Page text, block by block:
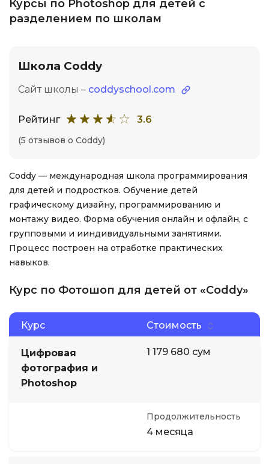
Курсы по Photoshop для детей с
разделением по школам
Школа Coddy
Сайт школы – coddyschool.com
Рейтинг 3.6
(5 отзывов о Coddy)
Coddy — международная школа программирования
для детей и подростков. Обучение детей
графическому дизайну, программированию и
монтажу видео. Форма обучения онлайн и офлайн, с
групповыми и ииндивидуальными занятиями.
Процесс построен на отработке практических
навыков.
Курс по Фотошоп для детей от «Coddy»
Курс Стоимость
Цифровая
фотография и
Photoshop
1 179 680 сум
Продолжительность
4 месяца